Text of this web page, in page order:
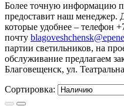
Более точную информацию
предоставит наш менеджер.
которые удобнее – телефон
почту
партии светильников, на
обслуживание предлагаем
Благовещенск, ул.
Сортировка: